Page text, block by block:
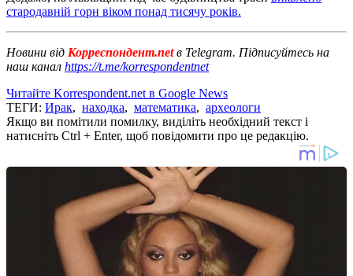
стародавній горн віком понад тисячу років.
Новини від Корреспондент.netв Telegram. Підписуйтесь на
наш канал https://t.me/korrespondentnet
Читайте Korrespondent.net в Google News
ТЕГИ: Ирак, находка, математика, археологи
Якщо ви помітили помилку, виділіть необхідний текст і
натисніть Ctrl + Enter, щоб повідомити про це редакцію.